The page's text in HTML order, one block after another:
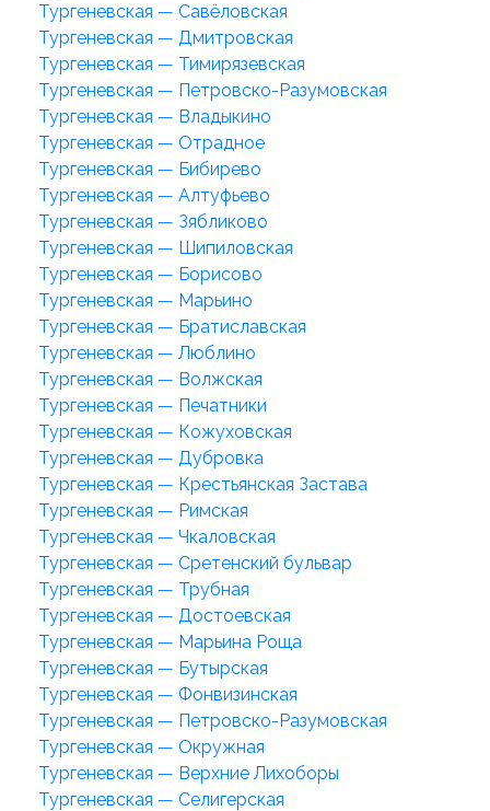
Тургеневская — Савёловская
Тургеневская — Дмитровская
Тургеневская — Тимирязевская
Тургеневская — Петровско-Разумовская
Тургеневская — Владыкино
Тургеневская — Отрадное
Тургеневская — Бибирево
Тургеневская — Алтуфьево
Тургеневская — Зябликово
Тургеневская — Шипиловская
Тургеневская — Борисово
Тургеневская — Марьино
Тургеневская — Братиславская
Тургеневская — Люблино
Тургеневская — Волжская
Тургеневская — Печатники
Тургеневская — Кожуховская
Тургеневская — Дубровка
Тургеневская — Крестьянская Застава
Тургеневская — Римская
Тургеневская — Чкаловская
Тургеневская — Сретенский бульвар
Тургеневская — Трубная
Тургеневская — Достоевская
Тургеневская — Марьина Роща
Тургеневская — Бутырская
Тургеневская — Фонвизинская
Тургеневская — Петровско-Разумовская
Тургеневская — Окружная
Тургеневская — Верхние Лихоборы
Тургеневская — Селигерская